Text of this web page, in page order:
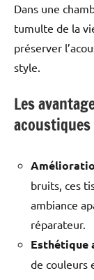
Dans une
tumulte de la
préserver
style.
Les
acoustiques
bruits, ces
ambiance
réparateur.
Esthétique
de couleurs